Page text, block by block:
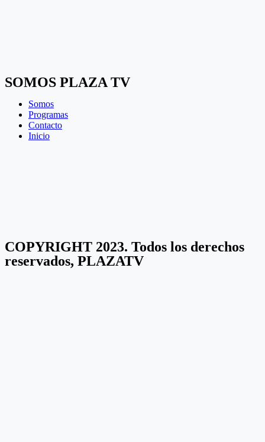
SOMOS PLAZA TV
Somos
Programas
Contacto
Inicio
COPYRIGHT 2023. Todos los derechos
reservados, PLAZATV